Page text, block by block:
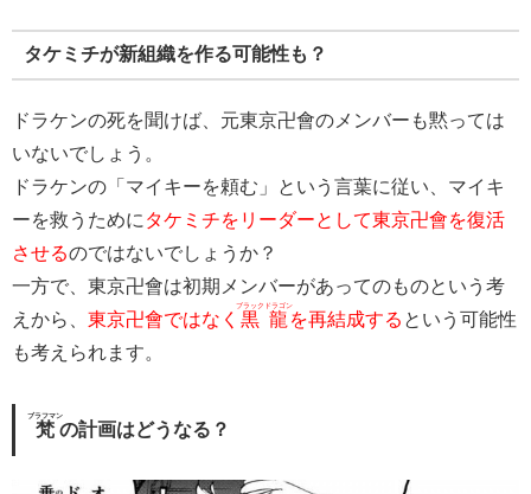
タケミチが新組織を作る可能性も？
ドラケンの死を聞けば、元東京卍會のメンバーも黙っては
いないでしょう。
ドラケンの「マイキーを頼む」という言葉に従い、マイキ
ーを救うために タケミチをリーダーとして東京卍會を復活
させるのではないでしょうか？
一方で、東京卍會は初期メンバーがあってのものという考
えから、 東京卍會ではなく 黒龍
ブラックドラゴン
を再結成する という可能性
も考えられます。
梵
ブラフマン
の計画はどうなる？